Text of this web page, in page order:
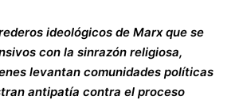
ideológicos de Marx que se
con la sinrazón religiosa,
levantan comunidades políticas
antipatía contra el proceso